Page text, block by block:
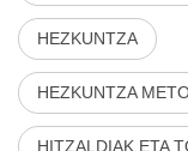
HEZKUNTZA
HEZKUNTZA
HITZALDIAK ETA